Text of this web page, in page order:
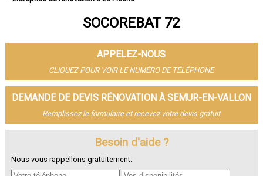
- Entreprise de rénovation à Allonnes
- Entreprise de rénovation à Coulaines
- Entreprise de rénovation à Changé
- Entreprise de rénovation à Mamers
- Entreprise de rénovation à Arnage
- Entreprise de rénovation à Parigné-l'Évêque
- Entreprise de rénovation à Château-du-Loir
- Entreprise de rénovation à Écommoy
- Entreprise de rénovation à Yvré-l'Évêque
- Entreprise de rénovation à Le Lude
SOCOREBAT 72
APPELEZ-NOUS
CLIQUEZ POUR VOIR LE NUMÉRO DE TÉLÉPHONE
DEMANDE DE DEVIS RÉNOVATION À SEMUR-EN-VALLON
Remplissez le formulaire et recevez votre devis gratuit
Besoin d'aide ?
Nous vous rappellons gratuitement.